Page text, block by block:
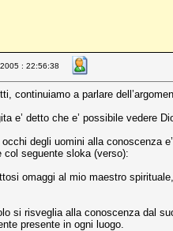
: 22:56:38
continuiamo a parlare
e’ detto che e’ possibile vedere
degli uomini alla conoscenza
col seguente sloka (verso):
omaggi al mio maestro
si risveglia alla conoscenza dal
presente in ogni luogo.